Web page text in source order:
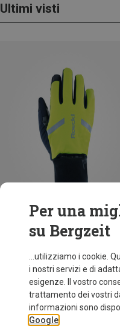
Ultimi visti
Risparmi 19%
Per una
su Bergzeit
...utilizziamo i cookie.
i nostri servizi e di
esigenze. Il vostro
trattamento dei vostri
informazioni sono
Google